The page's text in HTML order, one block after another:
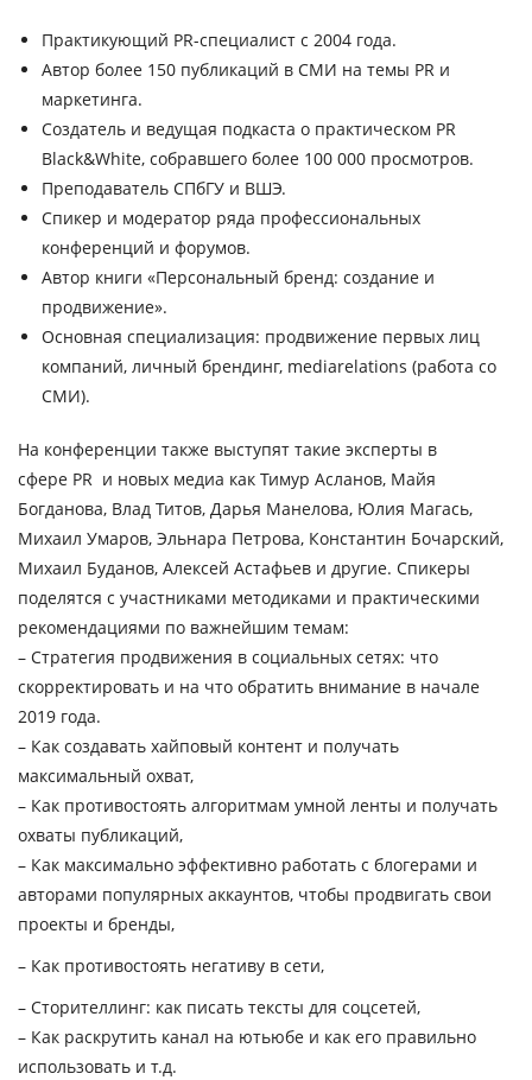
Практикующий PR-специалист с 2004 года.
Автор более 150 публикаций в СМИ на темы PR и
маркетинга.
Создатель и ведущая подкаста о практическом PR
Black&White, собравшего более 100 000 просмотров.
Преподаватель СПбГУ и ВШЭ.
Спикер и модератор ряда профессиональных
конференций и форумов.
Автор книги «Персональный бренд: создание и
продвижение».
Основная специализация: продвижение первых лиц
компаний, личный брендинг, mediarelations (работа со
СМИ).
На конференции также выступят такие эксперты в
сфере PR и новых медиа как Тимур Асланов, Майя
Богданова, Влад Титов, Дарья Манелова, Юлия Магась,
Михаил Умаров, Эльнара Петрова, Константин Бочарский,
Михаил Буданов, Алексей Астафьев и другие. Спикеры
поделятся с участниками методиками и практическими
рекомендациями по важнейшим темам:
– Стратегия продвижения в социальных сетях: что
скорректировать и на что обратить внимание в начале
2019 года.
– Как создавать хайповый контент и получать
максимальный охват,
– Как противостоять алгоритмам умной ленты и получать
охваты публикаций,
– Как максимально эффективно работать с блогерами и
авторами популярных аккаунтов, чтобы продвигать свои
проекты и бренды,
– Как противостоять негативу в сети,
– Сторителлинг: как писать тексты для соцсетей,
– Как раскрутить канал на ютьюбе и как его правильно
использовать и т.д.